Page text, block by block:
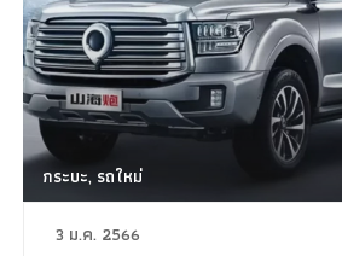
กระบะ, รถใหม่
3 ม.ค. 2566